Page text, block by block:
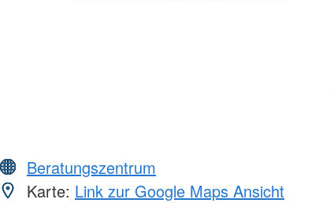
Beratungszentrum
Karte: Link zur Google Maps Ansicht